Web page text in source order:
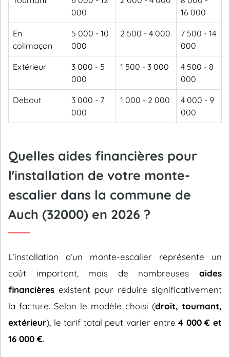
000
16 000
En
colimaçon
5 000 - 10
000
2 500 - 4 000
7 500 - 14
000
Extérieur
3 000 - 5
000
1 500 - 3 000
4 500 - 8
000
Debout
3 000 - 7
000
1 000 - 2 000
4 000 - 9
000
Quelles aides financières pour
l'installation de votre monte-
escalier dans la commune de
Auch (32000) en 2026 ?
L’installation d’un monte-escalier représente un
coût important, mais de nombreuses aides
financières existent pour réduire significativement
la facture. Selon le modèle choisi (droit, tournant,
extérieur), le tarif total peut varier entre4 000 € et
16 000 €.